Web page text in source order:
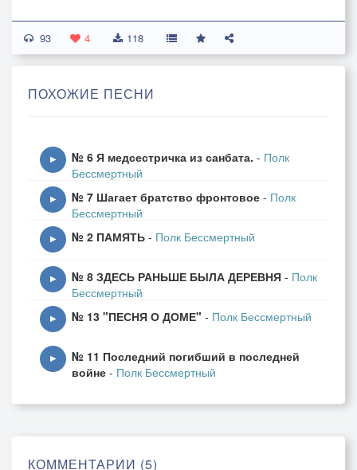
Подарила народам свободу,
Чтобы счастливы жили...ты знай!
Вальс Победный в Сибири звучал.
Он кружил над рекою Невою,
Это вальс фронтовой.
Этот вальс молодой.
93 4 118
ПОХОЖИЕ ПЕСНИ
▶ № 6 Я медсестричка из санбата. - Полк
Бессмертный
▶ № 7 Шагает братство фронтовое - Полк
Бессмертный
▶ № 2 ПАМЯТЬ - Полк Бессмертный
▶ № 8 ЗДЕСЬ РАНЬШЕ БЫЛА ДЕРЕВНЯ - Полк
Бессмертный
▶ № 13 "ПЕСНЯ О ДОМЕ" - Полк Бессмертный
▶
№ 11 Последний погибший в последней
войне - Полк Бессмертный
КОММЕНТАРИИ (5)